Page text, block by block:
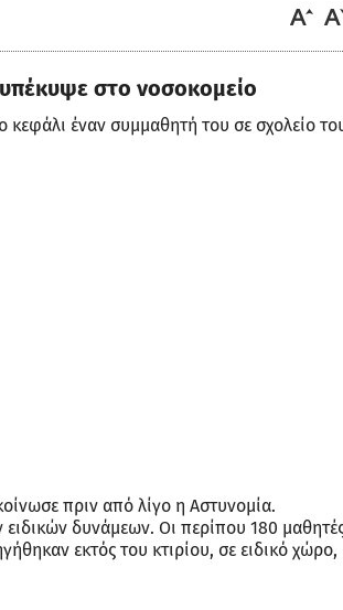
στο νοσοκομείο
έναν συμμαθητή του σε σχολείο
πριν από λίγο η Αστυνομία.
δυνάμεων. Οι περίπου 180
εκτός του κτιρίου, σε ειδικό χώρο,